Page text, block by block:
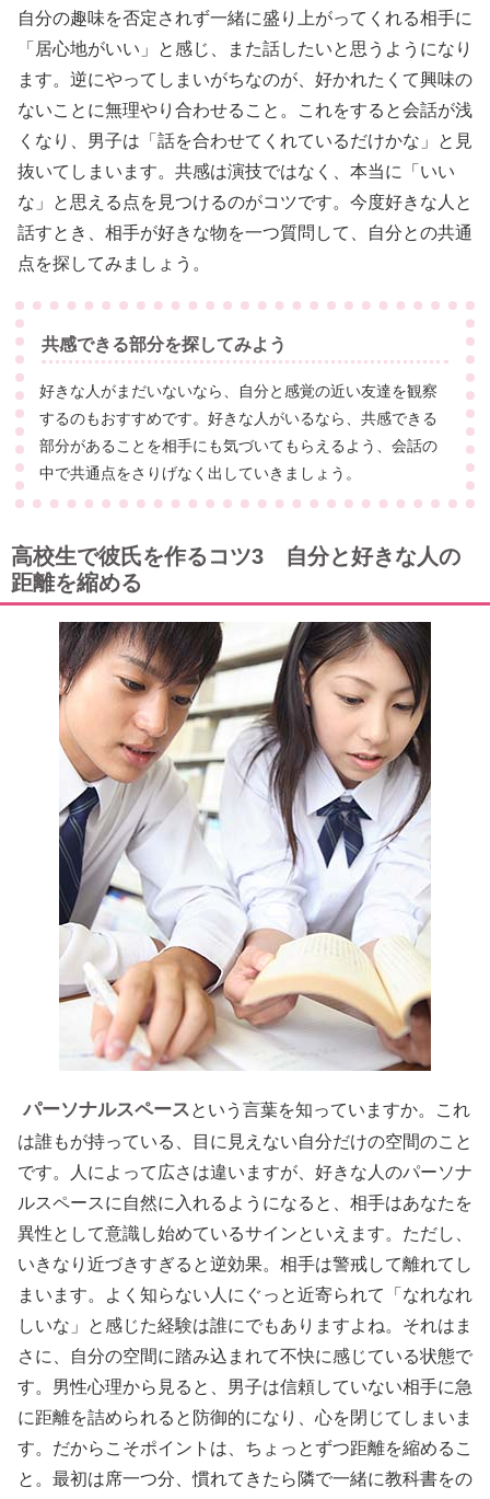
自分の趣味を否定されず一緒に盛り上がってくれる相手に
「居心地がいい」と感じ、また話したいと思うようになり
ます。逆にやってしまいがちなのが、好かれたくて興味の
ないことに無理やり合わせること。これをすると会話が浅
くなり、男子は「話を合わせてくれているだけかな」と見
抜いてしまいます。共感は演技ではなく、本当に「いい
な」と思える点を見つけるのがコツです。今度好きな人と
話すとき、相手が好きな物を一つ質問して、自分との共通
点を探してみましょう。
共感できる部分を探してみよう
好きな人がまだいないなら、自分と感覚の近い友達を観察
するのもおすすめです。好きな人がいるなら、共感できる
部分があることを相手にも気づいてもらえるよう、会話の
中で共通点をさりげなく出していきましょう。
高校生で彼氏を作るコツ3 自分と好きな人の
距離を縮める
パーソナルスペースという言葉を知っていますか。これ
は誰もが持っている、目に見えない自分だけの空間のこと
です。人によって広さは違いますが、好きな人のパーソナ
ルスペースに自然に入れるようになると、相手はあなたを
異性として意識し始めているサインといえます。ただし、
いきなり近づきすぎると逆効果。相手は警戒して離れてし
まいます。よく知らない人にぐっと近寄られて「なれなれ
しいな」と感じた経験は誰にでもありますよね。それはま
さに、自分の空間に踏み込まれて不快に感じている状態で
す。男性心理から見ると、男子は信頼していない相手に急
に距離を詰められると防御的になり、心を閉じてしまいま
す。だからこそポイントは、ちょっとずつ距離を縮めるこ
と。最初は席一つ分、慣れてきたら隣で一緒に教科書をの